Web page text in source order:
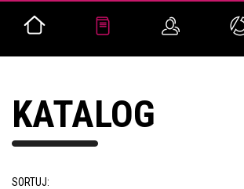
KATALOG
SORTUJ: